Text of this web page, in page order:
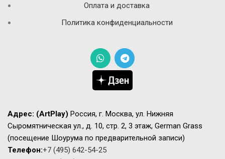
Оплата и доставка
Политика конфиденциальности
Адрес: (ArtPlay) Россия, г. Москва, ул. Нижняя
Сыромятническая ул., д. 10, стр. 2, 3 этаж, German Grass
(посещение Шоурума по предварительной записи)
Телефон:+7 (495) 642-54-25